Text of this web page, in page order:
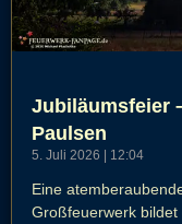
Jubiläumsfeier
Paulsen
5. Juli 2026 12:04
Eine
Großfeuerwerk